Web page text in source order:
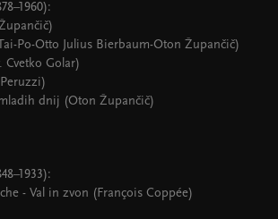
Po-Otto Julius Bierbaum-Oton Župančič)
Cvetko Golar)
dnij (Oton Župančič)
- Val in zvon (François Coppée)